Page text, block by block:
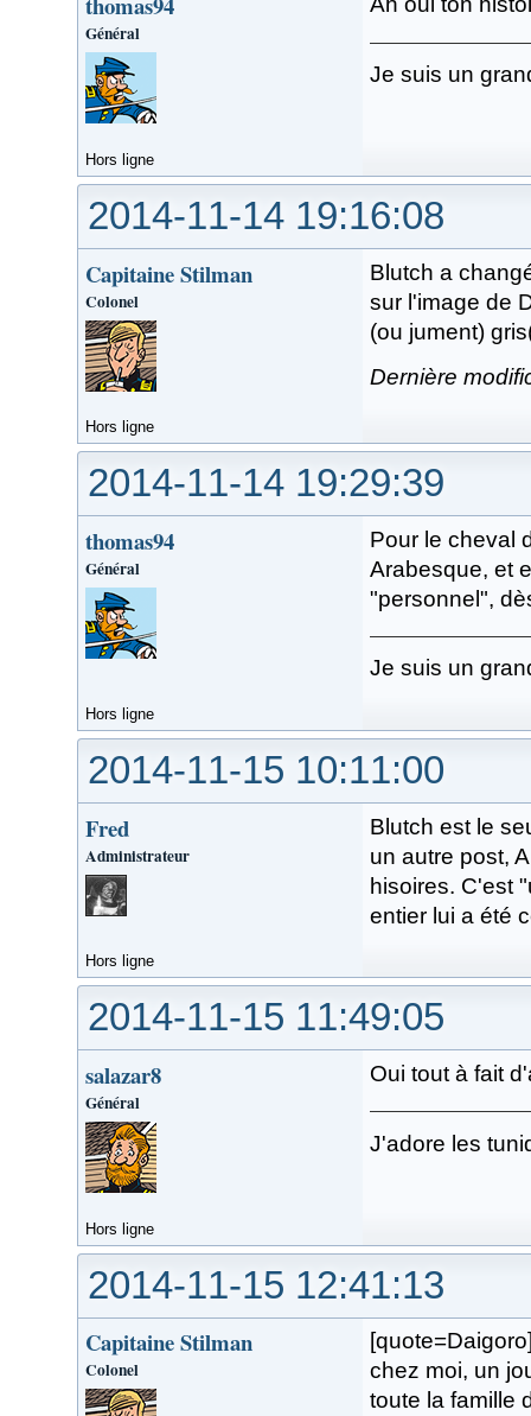
Général
Je suis un
Hors ligne
2014-11-14 19:16:08
Capitaine Stilman
Colonel
Blutch a
sur l'image de
(ou jument)
Dernière
Hors ligne
2014-11-14 19:29:39
thomas94
Général
Pour le cheval
Arabesque, et
"personnel",
Je suis un
Hors ligne
2014-11-15 10:11:00
Fred
Administrateur
Blutch est le
un autre post,
hisoires. C'est
entier lui a été
Hors ligne
2014-11-15 11:49:05
salazar8
Général
Oui tout à fait
J'adore les
Hors ligne
2014-11-15 12:41:13
Capitaine Stilman
Colonel
chez moi, un
toute la famille